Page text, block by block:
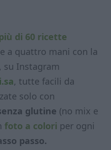
di 60 ricette
a quattro mani con la
su Instagram
, tutte facili da
solo con
glutine (no mix e
foto a colori per ogni
passo.